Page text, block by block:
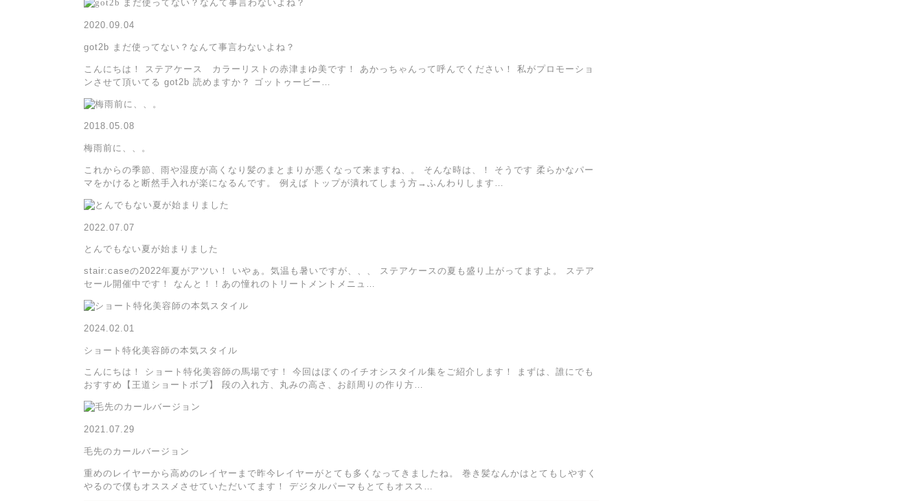
2020.09.04
got2b まだ使ってない？なんて事言わないよね？
こんにちは！ ステアケース カラーリストの赤津まゆ美です！ あかっちゃんって呼んでください！ 私がプロモーショ
ンさせて頂いてる got2b 読めますか？ ゴットゥービー…
2018.05.08
梅雨前に、、。
これからの季節、雨や湿度が高くなり髪のまとまりが悪くなって来ますね、。 そんな時は、！ そうです 柔らかなパー
マをかけると断然手入れが楽になるんです。 例えば トップが潰れてしまう方→ふんわりします…
2022.07.07
とんでもない夏が始まりました
stair:caseの2022年夏がアツい！ いやぁ。気温も暑いですが、、、 ステアケースの夏も盛り上がってますよ。 ステア
セール開催中です！ なんと！！あの憧れのトリートメントメニュ…
2024.02.01
ショート特化美容師の本気スタイル
こんにちは！ ショート特化美容師の馬場です！ 今回はぼくのイチオシスタイル集をご紹介します！ まずは、誰にでも
おすすめ【王道ショートボブ】 段の入れ方、丸みの高さ、お顔周りの作り方…
2021.07.29
毛先のカールバージョン
重めのレイヤーから高めのレイヤーまで昨今レイヤーがとても多くなってきましたね。 巻き髪なんかはとてもしやすく
やるので僕もオススメさせていただいてます！ デジタルパーマもとてもオスス…